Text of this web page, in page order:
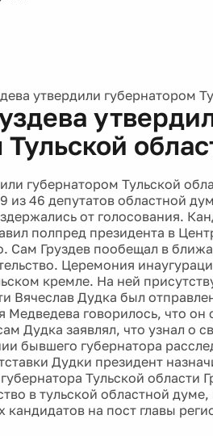
утвердили губернатором
губернатором Тульской
из 46 депутатов областной
от голосования.
полпред президента в
Сам Груздев пообещал в
Церемония
кремле. На ней
Вячеслав Дудка был
Медведева говорилось, что он
Дудка заявлял, что узнал о
бывшего губернатора
Дудки президент
Тульской области
в тульской областной думе,
на пост главы